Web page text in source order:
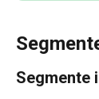
Segmente